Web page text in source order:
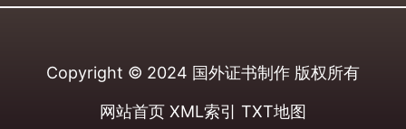
Copyright © 2024 国外证书制作 版权所有
网站首页 XML索引 TXT地图